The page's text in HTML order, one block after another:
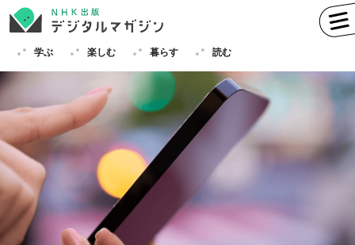
学ぶ 楽しむ 暮らす 読む
学ぶ 英語 フランス語
ドイツ語
スペイン語